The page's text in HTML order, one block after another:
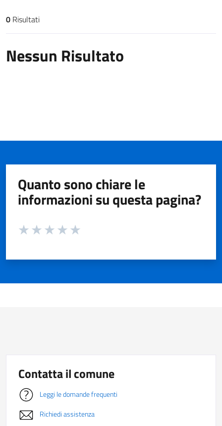
Risultati di ricerca
0 Risultati
Nessun Risultato
Quanto sono chiare le
informazioni su questa pagina?
Valuta da 1 a 5 stelle la pagina
Contatta il comune
Leggi le domande frequenti
Richiedi assistenza